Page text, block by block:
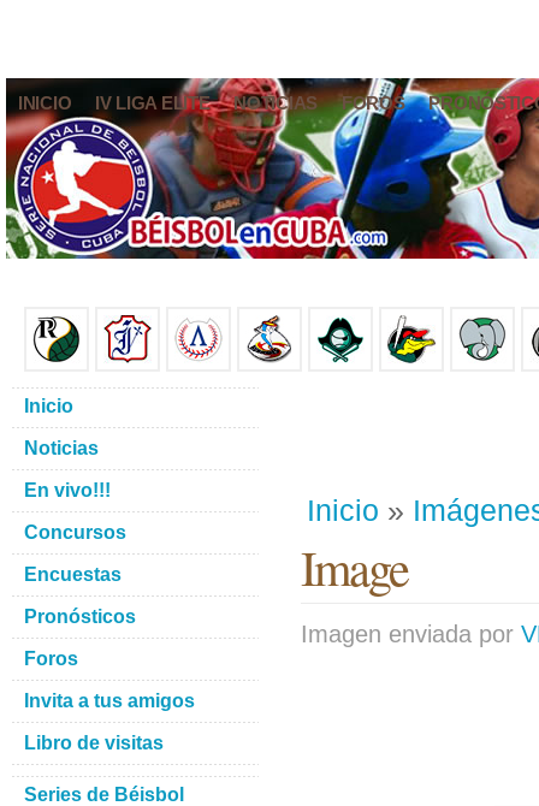
INICIO IV LIGA ELITE NOTICIAS FOROS
Inicio »
Image
Imagen enviada por
Inicio
Noticias
En vivo!!!
Concursos
Encuestas
Pronósticos
Foros
Invita a tus amigos
Libro de visitas
Series de Béisbol